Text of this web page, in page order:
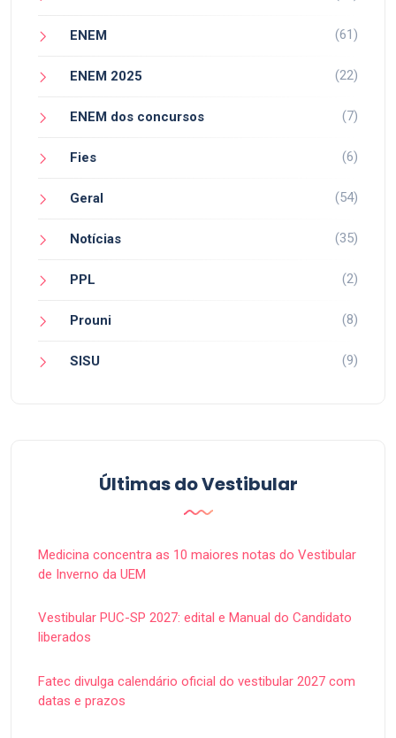
ENEM (61)
ENEM 2025 (22)
ENEM dos concursos (7)
Fies (6)
Geral (54)
Notícias (35)
PPL (2)
Prouni (8)
SISU (9)
Últimas do Vestibular
Medicina concentra as 10 maiores notas do Vestibular
de Inverno da UEM
Vestibular PUC-SP 2027: edital e Manual do Candidato
liberados
Fatec divulga calendário oficial do vestibular 2027 com
datas e prazos